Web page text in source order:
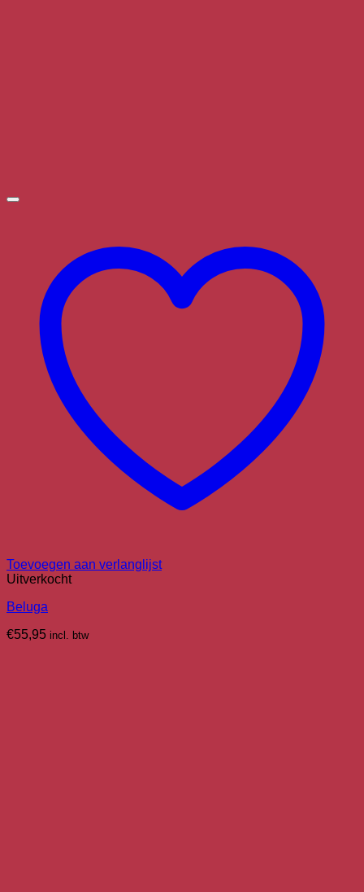
Toevoegen aan verlanglijst
Uitverkocht
Beluga
€55,95 incl. btw